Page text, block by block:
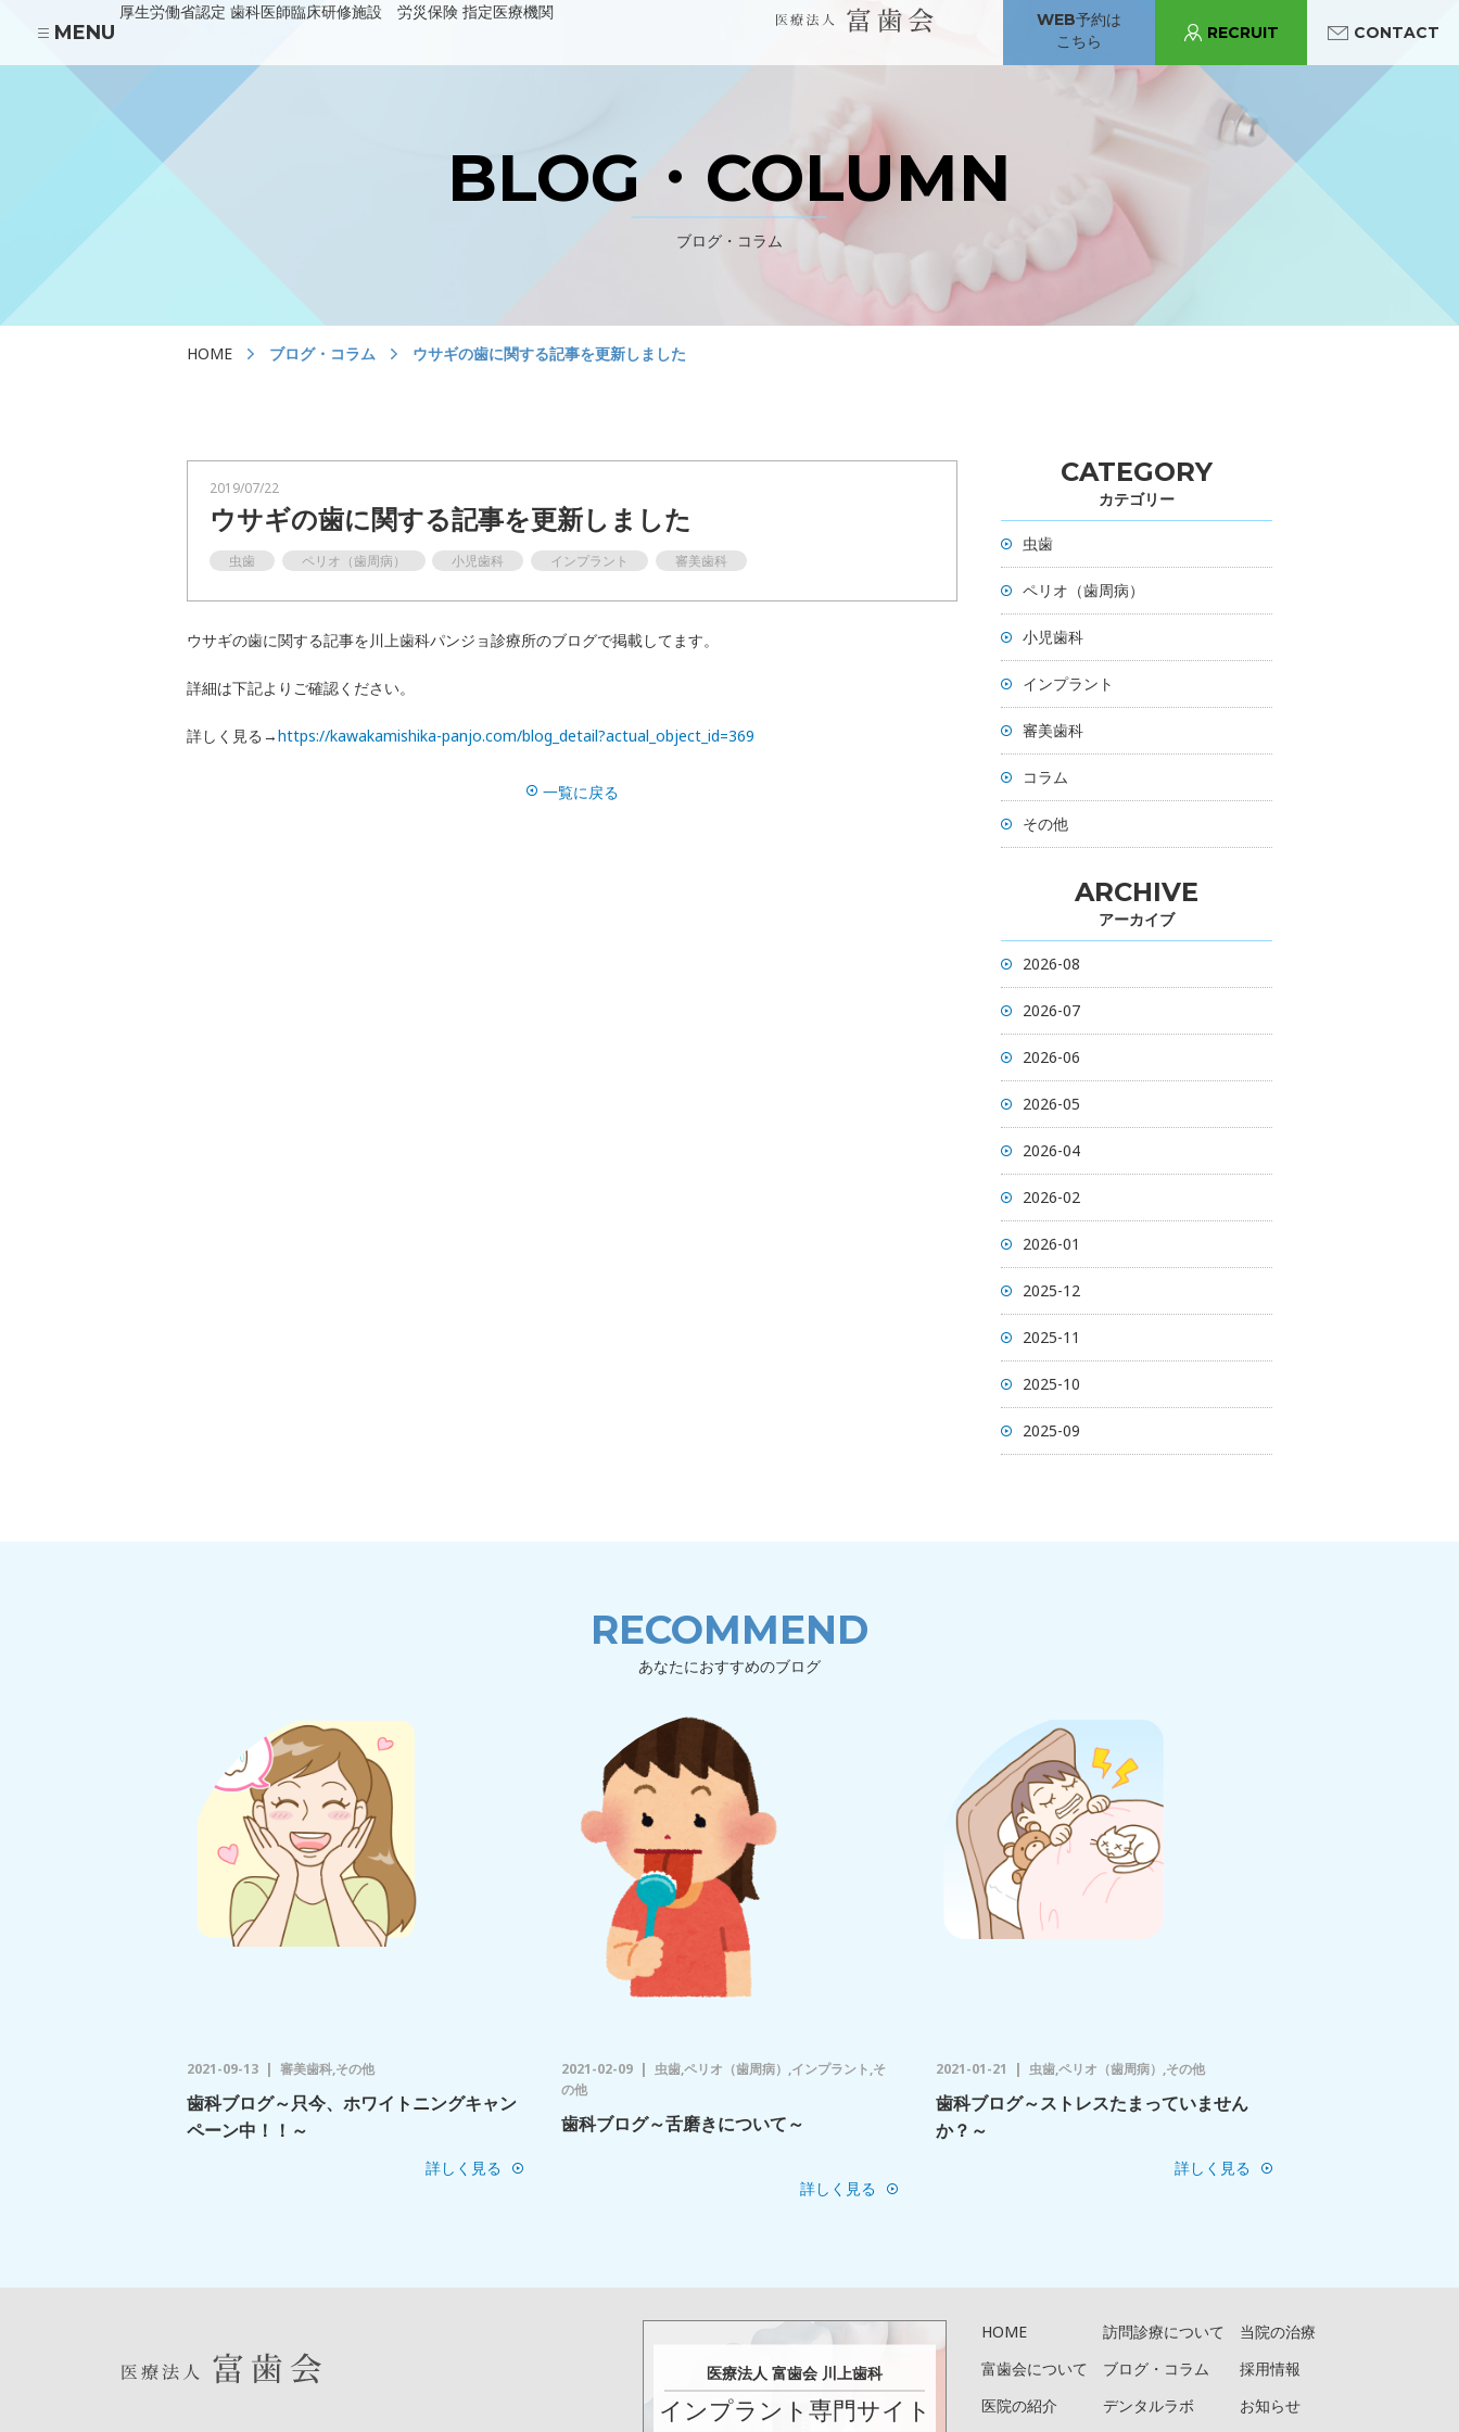
厚生労働省認定 歯科医師臨床研修施設 労災保険 指定医療機関
WEB予約は
こちら
RECRUIT CONTACT
MENU
パンジョ診療所 守口市駅診療所
HOME
BLOG・COLUMN
ブログ・コラム
HOME ブログ・コラム ウサギの歯に関する記事を更新しました
2019/07/22
ウサギの歯に関する記事を更新しました
虫歯 ペリオ（歯周病） 小児歯科 インプラント 審美歯科
ウサギの歯に関する記事を川上歯科パンジョ診療所のブログで掲載してます。
詳細は下記よりご確認ください。
詳しく見る→https://kawakamishika-panjo.com/blog_detail?actual_object_id=369
一覧に戻る
CATEGORY
カテゴリー
虫歯
ペリオ（歯周病）
小児歯科
インプラント
審美歯科
コラム
その他
ARCHIVE
アーカイブ
2026-08
2026-07
2026-06
2026-05
2026-04
2026-02
2026-01
2025-12
2025-11
2025-10
2025-09
RECOMMEND
あなたにおすすめのブログ
2021-09-13 審美歯科,その他
歯科ブログ～只今、ホワイトニングキャン
ペーン中！！～
詳しく見る
2021-02-09
虫歯,ペリオ（歯周病）,インプラント,そ
の他
歯科ブログ～舌磨きについて～
詳しく見る
2021-01-21 虫歯,ペリオ（歯周病）,その他
歯科ブログ～ストレスたまっていません
か？～
詳しく見る
医療法人 富歯会 川上歯科
インプラント専門サイト
HOME 訪問診療について
当院の治療
富歯会について
ブログ・コラム
採用情報
医院の紹介
デンタルラボ お知らせ